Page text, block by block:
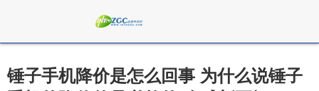
锤子手机降价是怎么回事 为什么说锤子